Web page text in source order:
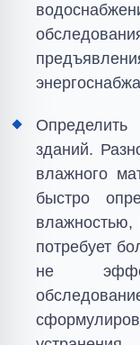
зданий.
влажного
быстро
потребует
не